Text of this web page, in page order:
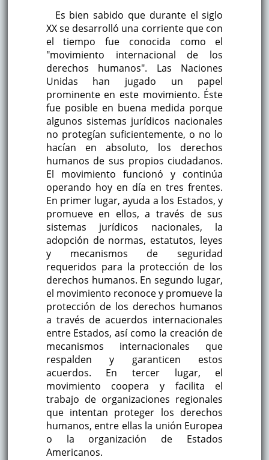
Es bien sabido que durante el siglo
XX se desarrolló una corriente que con
el tiempo fue conocida como el
"movimiento internacional de los
derechos humanos". Las Naciones
Unidas han jugado un papel
prominente en este movimiento. Éste
fue posible en buena medida porque
algunos sistemas jurídicos nacionales
no protegían suficientemente, o no lo
hacían en absoluto, los derechos
humanos de sus propios ciudadanos.
El movimiento funcionó y continúa
operando hoy en día en tres frentes.
En primer lugar, ayuda a los Estados, y
promueve en ellos, a través de sus
sistemas jurídicos nacionales, la
adopción de normas, estatutos, leyes
y mecanismos de seguridad
requeridos para la protección de los
derechos humanos. En segundo lugar,
el movimiento reconoce y promueve la
protección de los derechos humanos
a través de acuerdos internacionales
entre Estados, así como la creación de
mecanismos internacionales que
respalden y garanticen estos
acuerdos. En tercer lugar, el
movimiento coopera y facilita el
trabajo de organizaciones regionales
que intentan proteger los derechos
humanos, entre ellas la unión Europea
o la organización de Estados
Americanos.